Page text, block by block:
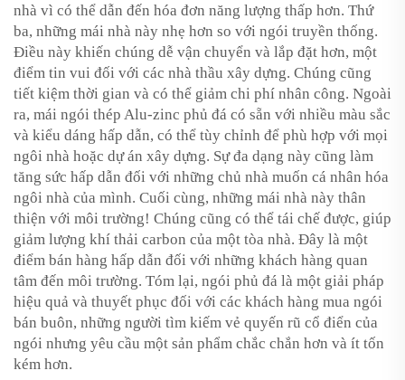
nhà vì có thể dẫn đến hóa đơn năng lượng thấp hơn. Thứ
ba, những mái nhà này nhẹ hơn so với ngói truyền thống.
Điều này khiến chúng dễ vận chuyển và lắp đặt hơn, một
điểm tin vui đối với các nhà thầu xây dựng. Chúng cũng
tiết kiệm thời gian và có thể giảm chi phí nhân công. Ngoài
ra, mái ngói thép Alu-zinc phủ đá có sẵn với nhiều màu sắc
và kiểu dáng hấp dẫn, có thể tùy chỉnh để phù hợp với mọi
ngôi nhà hoặc dự án xây dựng. Sự đa dạng này cũng làm
tăng sức hấp dẫn đối với những chủ nhà muốn cá nhân hóa
ngôi nhà của mình. Cuối cùng, những mái nhà này thân
thiện với môi trường! Chúng cũng có thể tái chế được, giúp
giảm lượng khí thải carbon của một tòa nhà. Đây là một
điểm bán hàng hấp dẫn đối với những khách hàng quan
tâm đến môi trường. Tóm lại, ngói phủ đá là một giải pháp
hiệu quả và thuyết phục đối với các khách hàng mua ngói
bán buôn, những người tìm kiếm vẻ quyến rũ cổ điển của
ngói nhưng yêu cầu một sản phẩm chắc chắn hơn và ít tốn
kém hơn.